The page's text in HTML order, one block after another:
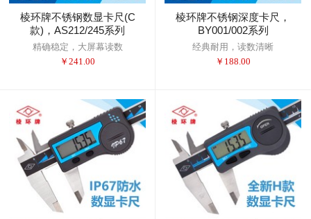
棱环牌不锈钢数显卡尺(C
款)，AS212/245系列
精确稳定，大屏幕读数
￥ 241.00
棱环牌不锈钢深度卡尺，
BY001/002系列
经典耐用，读数清晰
￥ 188.00